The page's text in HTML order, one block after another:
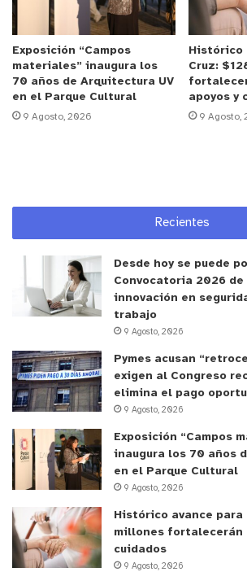
directamente vinculadas a
energético.”.
Este proyecto corresponde a la
concurso “Fondo de Acceso a la
iniciativa nacional que
promueve el uso de energías
también fomenta el
comunidades.
El alcalde de Catemu, Rodrigo
orgullo estar dentro de las
este sistema de paneles
energía renovable. Entiendo
primeras escuelas a nivel
adjudicarse el fondo.
Seremi y al Ministerio de Energía
sobre todo, felicitar al
apoderados de esta escuela de
fueron ellas fueron las que,
decidieron hacer algo para
la escuela y así fue como,
materializó, este hermoso
Exposición “Campos
materiales” inaugura los
70 años de Arquitectura UV
en el Parque Cultural
9 Agosto, 2026
Histórico
Cruz:
apoyos y
9 Agosto,
Recientes
Desde hoy se puede
Convocatoria 2026
innovación en
trabajo
9 Agosto, 2026
Pymes acusan
exigen al Congreso
elimina el pago
9 Agosto, 2026
Exposición “Campos
inaugura los 70 años
en el Parque Cultural
9 Agosto, 2026
Histórico avance para
millones fortalecerán
cuidados
9 Agosto, 2026